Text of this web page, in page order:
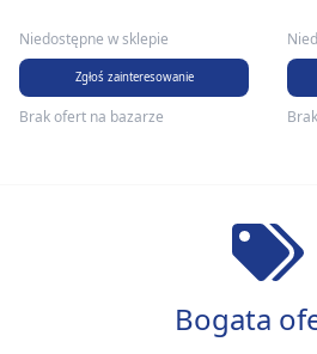
Niedostępne w sklepie
Zgłoś zainteresowanie
Brak ofert na bazarze
Bogata